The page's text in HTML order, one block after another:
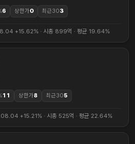
6 상한가0 최근303
+15.62% · 시총 899억 · 평균 19.64%
11 상한가8 최근305
+15.21% · 시총 525억 · 평균 22.64%